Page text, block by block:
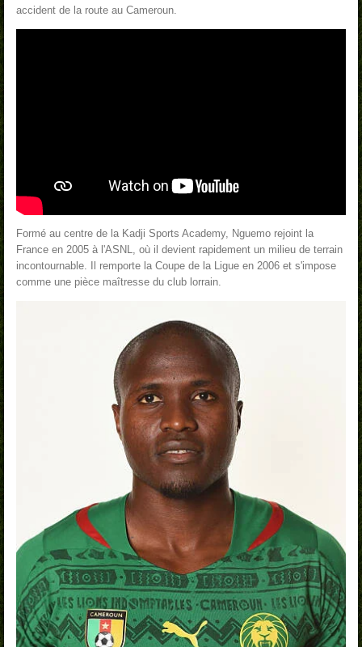
accident de la route au Cameroun.
Formé au centre de la Kadji Sports Academy, Nguemo rejoint la
France en 2005 à l'ASNL, où il devient rapidement un milieu de terrain
incontournable. Il remporte la Coupe de la Ligue en 2006 et s'impose
comme une pièce maîtresse du club lorrain.